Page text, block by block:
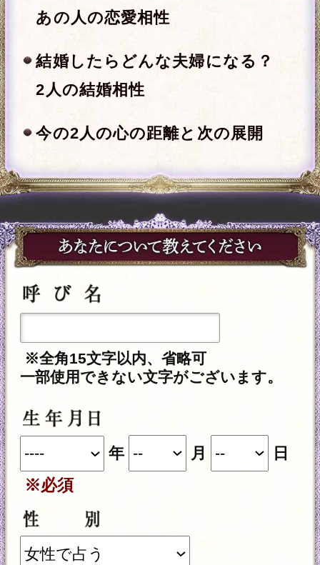
年 月
※必須
※全角15文字以内、省略可
一部使用できない文字がございます。
年
※必須
自動的に設定されます。
入力した情報を記録しますか？
記録する
※このメニューは無料でご利用いただけ
ます。
テレシスネットワーク株式会社は、ご入